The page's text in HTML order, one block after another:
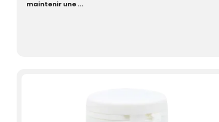
maintenir une ...